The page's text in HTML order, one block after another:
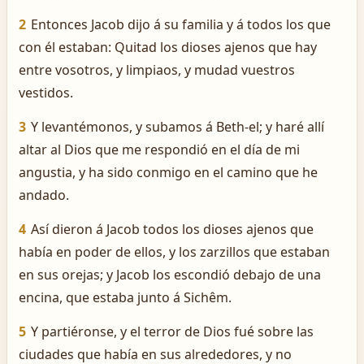
2 Entonces Jacob dijo á su familia y á todos los que
con él estaban: Quitad los dioses ajenos que hay
entre vosotros, y limpiaos, y mudad vuestros
vestidos.
3 Y levantémonos, y subamos á Beth-el; y haré allí
altar al Dios que me respondió en el día de mi
angustia, y ha sido conmigo en el camino que he
andado.
4 Así dieron á Jacob todos los dioses ajenos que
había en poder de ellos, y los zarzillos que estaban
en sus orejas; y Jacob los escondió debajo de una
encina, que estaba junto á Sichêm.
5 Y partiéronse, y el terror de Dios fué sobre las
ciudades que había en sus alrededores, y no